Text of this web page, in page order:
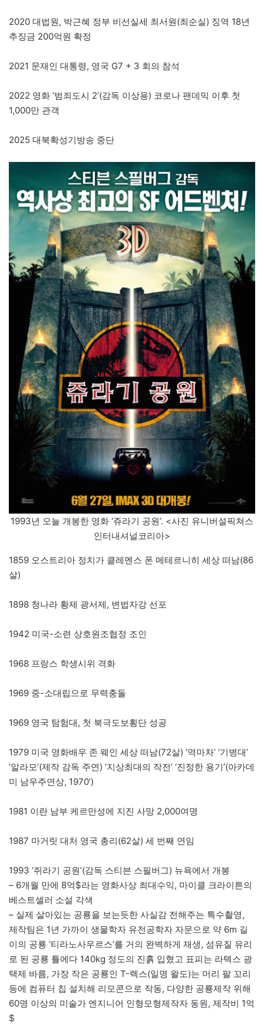
2020 대법원, 박근혜 정부 비선실세 최서원(최순실) 징역 18년
추징금 200억원 확정
2021 문재인 대통령, 영국 G7 + 3 회의 참석
2022 영화 ‘범죄도시 2’(감독 이상용) 코로나 팬데믹 이후 첫
1,000만 관객
2025 대북확성기방송 중단
1993년 오늘 개봉한 영화 ‘쥬라기 공원’. <사진 유니버설픽쳐스
인터내셔널코리아>
1859 오스트리아 정치가 클레멘스 폰 메테르니히 세상 떠남(86
살)
1898 청나라 황제 광서제, 변법자강 선포
1942 미국-소련 상호원조협정 조인
1968 프랑스 학생시위 격화
1969 중-소대립으로 무력충돌
1969 영국 탐험대, 첫 북극도보횡단 성공
1979 미국 영화배우 존 웨인 세상 떠남(72살) ‘역마차’ ‘기병대’
‘알라모’(제작 감독 주연) ‘지상최대의 작전’ ‘진정한 용기’(아카데
미 남우주연상, 1970’)
1981 이란 남부 케르만성에 지진 사망 2,000여명
1987 마거릿 대처 영국 총리(62살) 세 번째 연임
1993 ‘쥐라기 공원’(감독 스티븐 스필버그) 뉴욕에서 개봉
– 6개월 만에 8억$라는 영화사상 최대수익, 마이클 크라이튼의
베스트셀러 소설 각색
– 실제 살아있는 공룡을 보는듯한 사실감 전해주는 특수촬영,
제작팀은 1년 가까이 생물학자 유전공학자 자문으로 약 6m 길
이의 공룡 ‘티라노사우르스’를 거의 완벽하게 재생, 섬유질 유리
로 된 공룡 틀에다 140kg 정도의 진흙 입혔고 표피는 라텍스 광
택제 바름, 가장 작은 공룡인 T-렉스(일명 왈도)는 머리 팔 꼬리
등에 컴퓨터 칩 설치해 리모콘으로 작동, 다양한 공룡제작 위해
60명 이상의 미술가 엔지니어 인형모형제작자 동원, 제작비 1억
$